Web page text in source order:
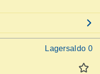
Lagersaldo 0